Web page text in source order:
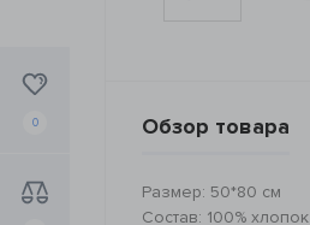
0 Обзор товара
Размер: 50*80 см
Состав: 100% хлопок